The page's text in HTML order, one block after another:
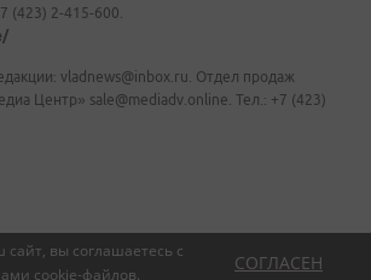
вы соглашаетесь с
cookie-файлов.
СОГЛАСЕН
(423) 2-415-600.
vladnews@inbox.ru. Отдел продаж
Центр» sale@mediadv.online. Тел.: +7 (423)